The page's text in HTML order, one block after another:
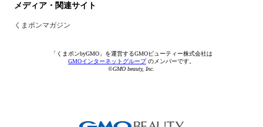
メディア・関連サイト
くまポンマガジン
「くまポンbyGMO」を運営するGMOビューティー株式会社は
GMOインターネットグループのメンバーです。
©GMO beauty, Inc.